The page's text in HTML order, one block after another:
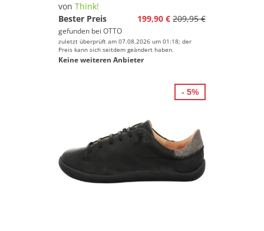
von Think!
Bester Preis
199,90 € 209,95 €
gefunden bei OTTO
zuletzt überprüft am 07.08.2026 um 01:18; der
Preis kann sich seitdem geändert haben.
Keine weiteren Anbieter
- 5%